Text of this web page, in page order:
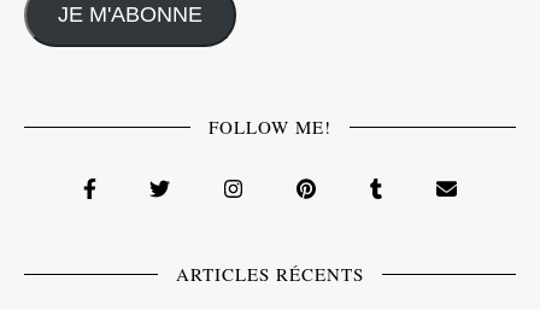
JE M'ABONNE
FOLLOW ME!
ARTICLES RÉCENTS